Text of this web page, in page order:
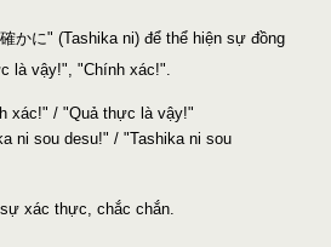
かに" (Tashika ni) để thể hiện sự đồng
là vậy!", "Chính xác!".
xác!" / "Quả thực là vậy!"
ni sou desu!" / "Tashika ni sou
xác thực, chắc chắn.